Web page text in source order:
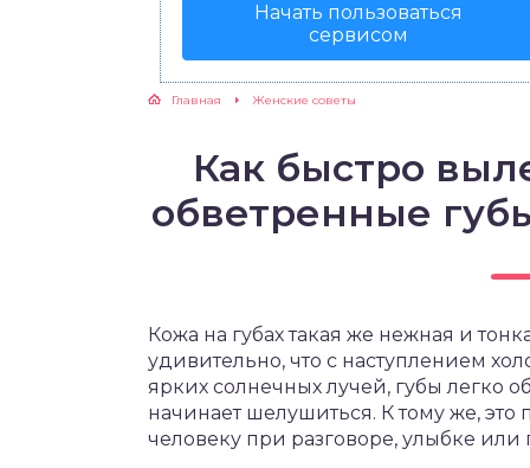
Начать пользоваться
сервисом
Главная Женские советы
Как быстро
обветренные
Кожа на губах такая же нежная и
удивительно, что с наступлением
ярких солнечных лучей, губы легко
начинает шелушиться. К тому же,
человеку при разговоре, улыбке